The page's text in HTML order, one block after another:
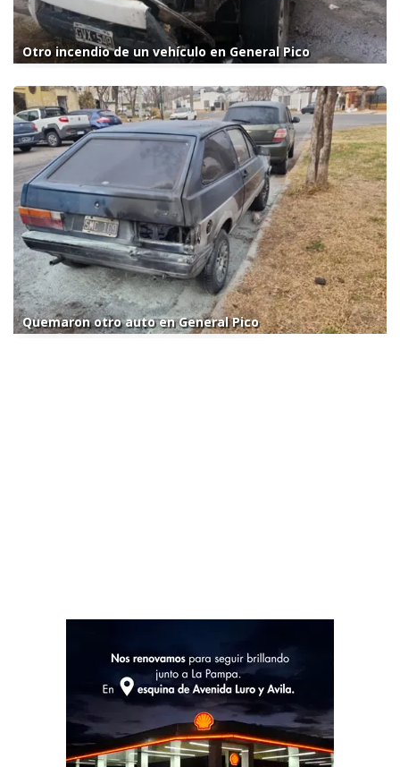
Otro incendio de un vehículo en General Pico
Quemaron otro auto en General Pico